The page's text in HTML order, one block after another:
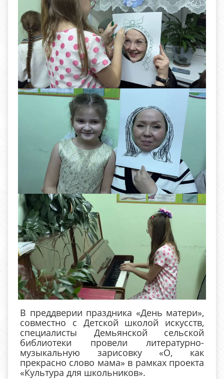
В преддверии праздника «День матери»,
совместно с Детской школой искусств,
специалисты Демьянской сельской
библиотеки провели литературно-
музыкальную зарисовку «О, как
прекрасно слово мама» в рамках проекта
«Культура для школьников».